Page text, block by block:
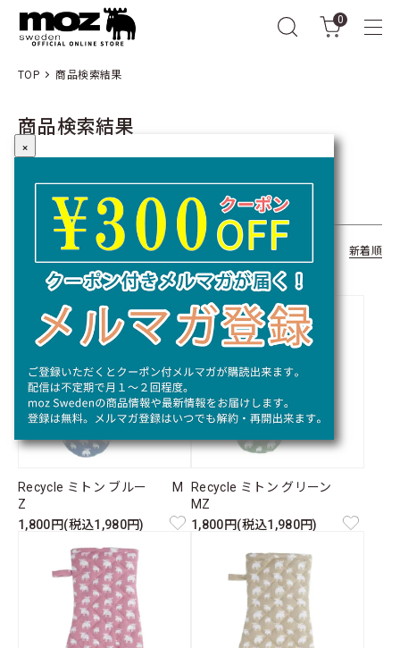
0
TOP 商品検索結果
商品検索結果
全15商品 おすすめ順 新着順
Recycle ミトン ブルー M
Z
1,800円(税込1,980円)
Recycle ミトン グリーン
MZ
1,800円(税込1,980円)
×